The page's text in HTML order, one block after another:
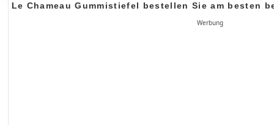
Le Chameau Gummistiefel bestellen Sie am besten
Werbung